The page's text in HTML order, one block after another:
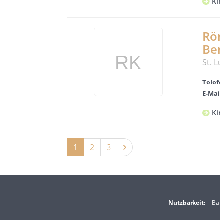
St.
E-
1 2 3
Nutzbarkeit: